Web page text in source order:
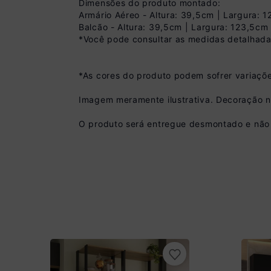
Pix
(10% de desconto)
Dimensões do produto montado:
Armário Aéreo - Altura: 39,5cm | Largura:
Balcão - Altura: 39,5cm | Largura: 123,5cm
*Você pode consultar as medidas
*As cores do produto podem sofrer
Imagem meramente ilustrativa. Decoração
O produto será entregue desmontado e